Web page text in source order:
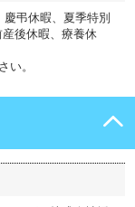
弔休暇、夏季特別
後休暇、療養休
い。